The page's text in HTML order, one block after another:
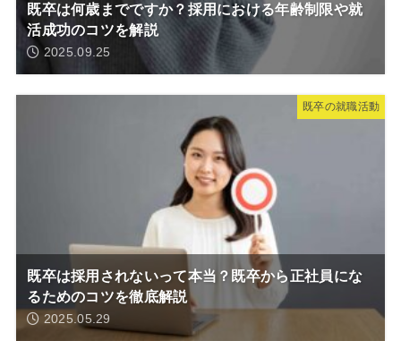
既卒は何歳までですか？採用における年齢制限や就
活成功のコツを解説
2025.09.25
既卒の就職活動
既卒は採用されないって本当？既卒から正社員にな
るためのコツを徹底解説
2025.05.29